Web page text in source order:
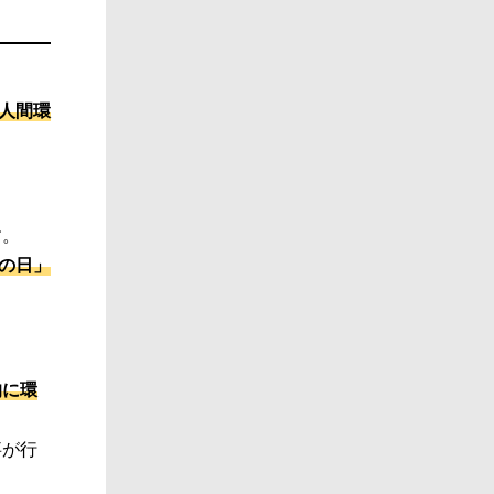
間環
日」
環
行